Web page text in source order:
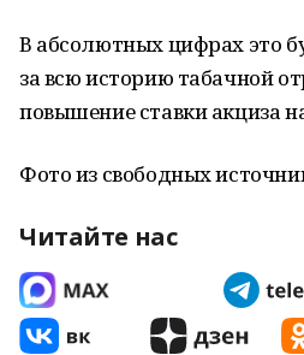
В абсолютных цифрах это
за всю историю табачной
повышение ставки акциза
Фото из свободных
Читайте нас